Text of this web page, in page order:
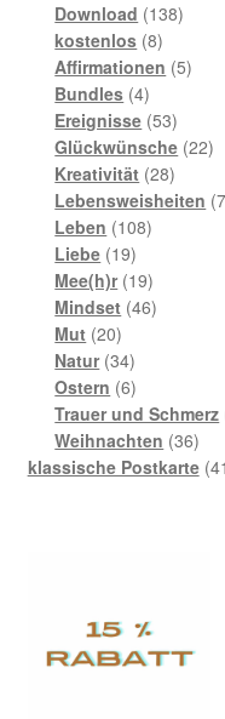
Download 138138
kostenlos 88
Produkte
Affirmationen 55
Bundles 44
Produkte
Ereignisse 5353
Glückwünsche 2222
Kreativität 2828
Lebensweisheiten
Leben 108108
Liebe 1919
Produkte
Mee(h)r 1919
Produkte
Mindset 4646
Mut 2020
Produkte
Natur 3434
Produkte
Ostern 66
Produkte
Trauer und Schmerz
Weihnachten 3636
klassische Postkarte 41